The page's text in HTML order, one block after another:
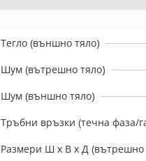
Тегло (външно тяло)
Шум (вътрешно тяло)
Шум (външно тяло)
Тръбни връзки (течна фаза/
Размери Ш х В х Д (вътрешно